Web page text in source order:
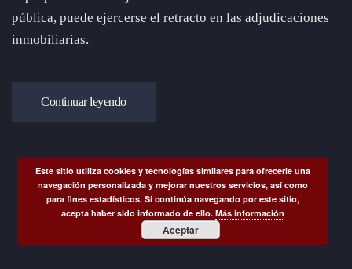
pública, puede ejercerse el retracto en las adjudicaciones
inmobiliarias.
Continuar leyendo
Este sitio utiliza cookies y tecnologías similares para ofrecerle una
navegación personalizada y mejorar nuestros servicios, así como
para fines estadísticos. Si continúa navegando por este sitio,
acepta haber sido informado de ello.Más información
Aceptar